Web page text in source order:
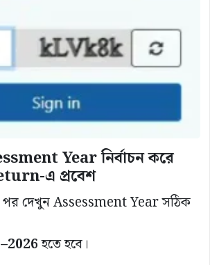
Year নির্বাচন করে
এ প্রবেশ
পর দেখুন Assessment Year সঠিক
হতে হবে।